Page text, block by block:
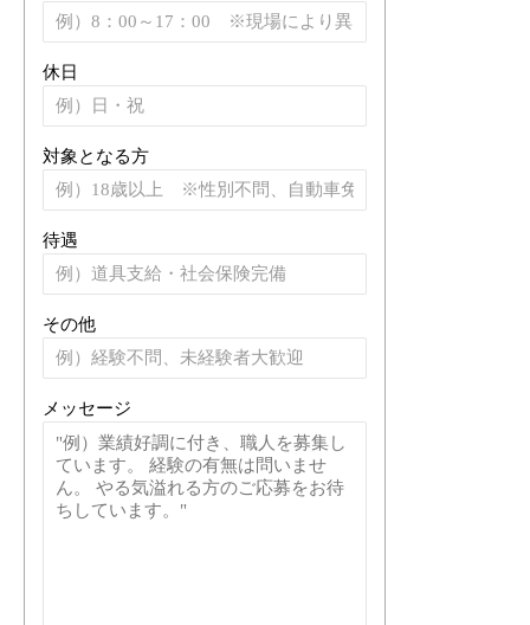
休日
対象となる方
待遇
その他
メッセージ